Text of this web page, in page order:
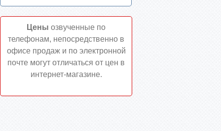
Цены озвученные по
телефонам, непосредственно в
офисе продаж и по электронной
почте могут отличаться от цен в
интернет-магазине.